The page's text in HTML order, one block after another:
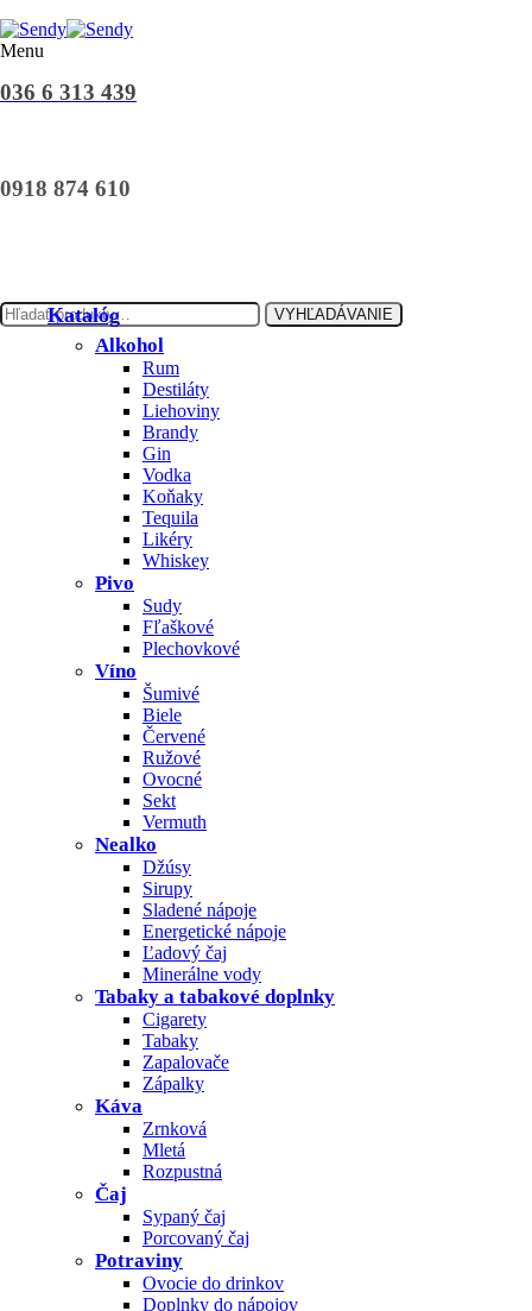
Menu
036 6 313 439
0918 874 610
VYHĽADÁVANIE
Katalóg
Alkohol
Rum
Destiláty
Liehoviny
Brandy
Gin
Vodka
Koňaky
Tequila
Likéry
Whiskey
Pivo
Sudy
Fľaškové
Plechovkové
Víno
Šumivé
Biele
Červené
Ružové
Ovocné
Sekt
Vermuth
Nealko
Džúsy
Sirupy
Sladené nápoje
Energetické nápoje
Ľadový čaj
Minerálne vody
Tabaky a tabakové doplnky
Cigarety
Tabaky
Zapalovače
Zápalky
Káva
Zrnková
Mletá
Rozpustná
Čaj
Sypaný čaj
Porcovaný čaj
Potraviny
Ovocie do drinkov
Doplnky do nápojov